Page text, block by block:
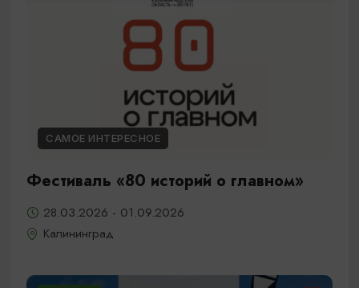
САМОЕ ИНТЕРЕСНОЕ
Фестиваль «80 историй о главном»
28.03.2026 - 01.09.2026
Калининград